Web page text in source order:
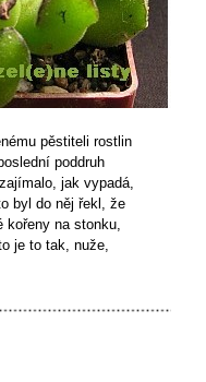
pěstiteli rostlin
poddruh
jak vypadá,
byl do něj řekl, že
kořeny na stonku,
je to tak, nuže,